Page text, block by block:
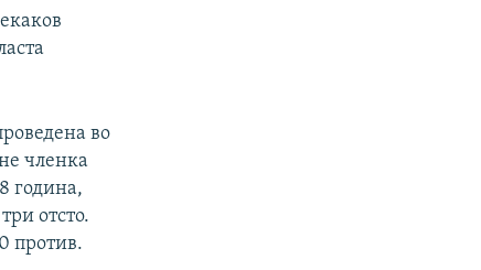
во
членка
година,
отсто.
против.